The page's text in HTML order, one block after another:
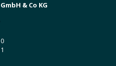
& Co KG